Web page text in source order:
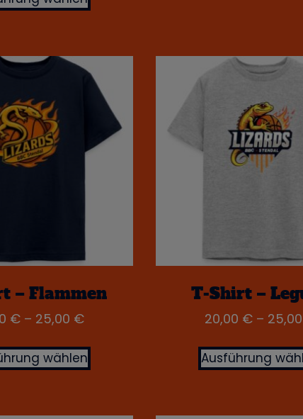
– Flammen
€ – 25,00 €
wählen
T-Shirt –
20,00 € – 25,00
Ausführung